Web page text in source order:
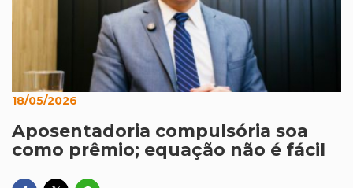
18/05/2026
Aposentadoria compulsória soa
como prêmio; equação não é fácil